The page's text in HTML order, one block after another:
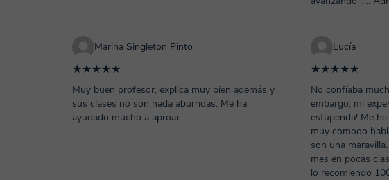
Marina Singleton Pinto
★★★★★
Muy buen profesor, explica muy bien además y
sus clases no son nada aburridas. Me ha
ayudado mucho a aproar.
Lucía
★★★★★
No confíaba
embargo, mi
estupenda! Me
muy cómodo
son una
mes en pocas
lo recomiendo